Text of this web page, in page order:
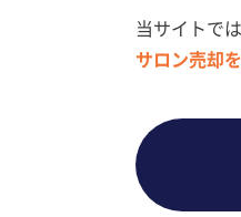
当サイトで
サロン売却